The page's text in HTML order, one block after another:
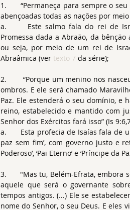
1.      “Permaneça para sempre o
abençoadas todas as nações por
a.      Este salmo fala do rei de
Promessa dada a Abraão, da
ou seja, por meio de um rei de
Abraâmica (ver texto 7 da série);
2.       “Porque um menino nos
ombros. E ele será chamado
Paz. Ele estenderá o seu domínio, e
reino, estabelecido e mantido com
Senhor dos Exércitos fará isso” (Is
a.      Esta profecia de Isaías fala de
paz sem fim’, com governo justo e
Poderoso’, ‘Pai Eterno’ e ‘Príncipe da
3.      "Mas tu, Belém-Efrata, embora
aquele que será o governante
tempos antigos. (...) Ele se
nome do Senhor, o seu Deus. E eles